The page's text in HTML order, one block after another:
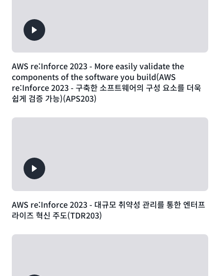
AWS re:Inforce 2023 - More easily validate the
components of the software you build(AWS
re:Inforce 2023 - 구축한 소프트웨어의 구성 요소를 더욱
쉽게 검증 가능)(APS203)
AWS re:Inforce 2023 - 대규모 취약성 관리를 통한 엔터프
라이즈 혁신 주도(TDR203)